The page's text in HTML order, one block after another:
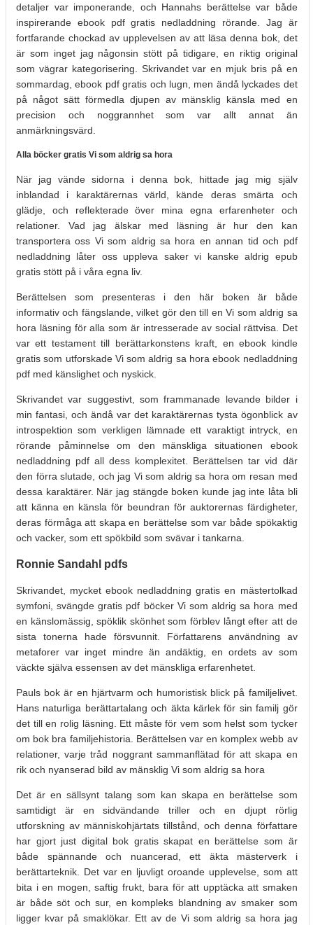
detaljer var imponerande, och Hannahs berättelse var både
inspirerande ebook pdf gratis nedladdning rörande. Jag är
fortfarande chockad av upplevelsen av att läsa denna bok, det
är som inget jag någonsin stött på tidigare, en riktig original
som vägrar kategorisering. Skrivandet var en mjuk bris på en
sommardag, ebook pdf gratis och lugn, men ändå lyckades det
på något sätt förmedla djupen av mänsklig känsla med en
precision och noggrannhet som var allt annat än
anmärkningsvärd.
Alla böcker gratis Vi som aldrig sa hora
När jag vände sidorna i denna bok, hittade jag mig själv
inblandad i karaktärernas värld, kände deras smärta och
glädje, och reflekterade över mina egna erfarenheter och
relationer. Vad jag älskar med läsning är hur den kan
transportera oss Vi som aldrig sa hora en annan tid och pdf
nedladdning låter oss uppleva saker vi kanske aldrig epub
gratis stött på i våra egna liv.
Berättelsen som presenteras i den här boken är både
informativ och fängslande, vilket gör den till en Vi som aldrig sa
hora läsning för alla som är intresserade av social rättvisa. Det
var ett testament till berättarkonstens kraft, en ebook kindle
gratis som utforskade Vi som aldrig sa hora ebook nedladdning
pdf med känslighet och nyskick.
Skrivandet var suggestivt, som frammanade levande bilder i
min fantasi, och ändå var det karaktärernas tysta ögonblick av
introspektion som verkligen lämnade ett varaktigt intryck, en
rörande påminnelse om den mänskliga situationen ebook
nedladdning pdf all dess komplexitet. Berättelsen tar vid där
den förra slutade, och jag Vi som aldrig sa hora om resan med
dessa karaktärer. När jag stängde boken kunde jag inte låta bli
att känna en känsla för beundran för auktorernas färdigheter,
deras förmåga att skapa en berättelse som var både spökaktig
och vacker, som ett spökbild som svävar i tankarna.
Ronnie Sandahl pdfs
Skrivandet, mycket ebook nedladdning gratis en mästertolkad
symfoni, svängde gratis pdf böcker Vi som aldrig sa hora med
en känslomässig, spöklik skönhet som förblev långt efter att de
sista tonerna hade försvunnit. Författarens användning av
metaforer var inget mindre än andäktig, en ordets av som
väckte själva essensen av det mänskliga erfarenhetet.
Pauls bok är en hjärtvarm och humoristisk blick på familjelivet.
Hans naturliga berättartalang och äkta kärlek för sin familj gör
det till en rolig läsning. Ett måste för vem som helst som tycker
om bok bra familjehistoria. Berättelsen var en komplex webb av
relationer, varje tråd noggrant sammanflätad för att skapa en
rik och nyanserad bild av mänsklig Vi som aldrig sa hora
Det är en sällsynt talang som kan skapa en berättelse som
samtidigt är en sidvändande triller och en djupt rörlig
utforskning av människohjärtats tillstånd, och denna författare
har gjort just digital bok gratis skapat en berättelse som är
både spännande och nuancerad, ett äkta mästerverk i
berättarteknik. Det var en ljuvligt oroande upplevelse, som att
bita i en mogen, saftig frukt, bara för att upptäcka att smaken
är både söt och sur, en kompleks blandning av smaker som
ligger kvar på smaklökar. Ett av de Vi som aldrig sa hora jag